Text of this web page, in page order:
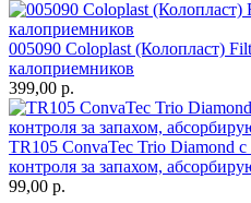
005090 Coloplast (Колопласт)
калоприемников
399,00 р.
TR105 ConvaTec Trio Diamond
контроля за запахом,
99,00 р.